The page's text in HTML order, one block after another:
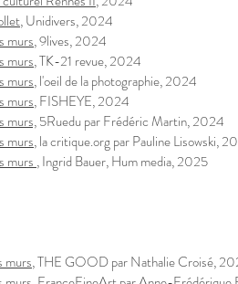
, Unidivers, 2024
murs, 9lives, 2024
murs, TK-21 revue, 2024
murs, l'oeil de la photographie, 2024
murs, FISHEYE, 2024
murs,5Ruedu par Frédéric Martin, 2024​
murs, la critique.org par Pauline Lisowski,
murs , Ingrid Bauer, Hum media, 2025​
murs, THE GOOD par Nathalie Croisé,